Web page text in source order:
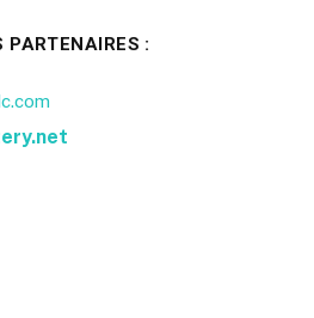
PARTENAIRES :